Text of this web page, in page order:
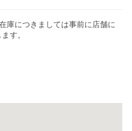
庫につきましては事前に店舗に
す。